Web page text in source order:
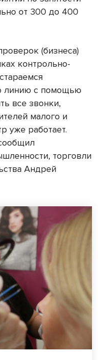
от 300 до 400
(бизнеса)
контрольно-
линию с помощью
все звонки,
малого и
уже работает.
торговли
Андрей